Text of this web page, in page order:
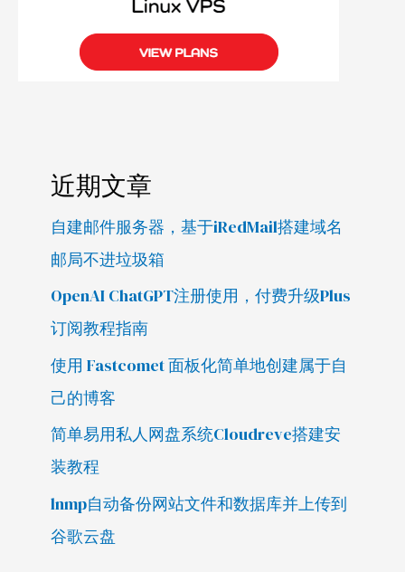
近期文章
自建邮件服务器，基于iRedMail搭建域名
邮局不进垃圾箱
OpenAI ChatGPT注册使用，付费升级Plus
订阅教程指南
使用 Fastcomet 面板化简单地创建属于自
己的博客
简单易用私人网盘系统Cloudreve搭建安
装教程
lnmp自动备份网站文件和数据库并上传到
谷歌云盘